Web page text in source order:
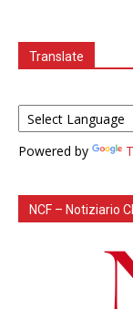
Translate
Powered by
NCF – Notiziario